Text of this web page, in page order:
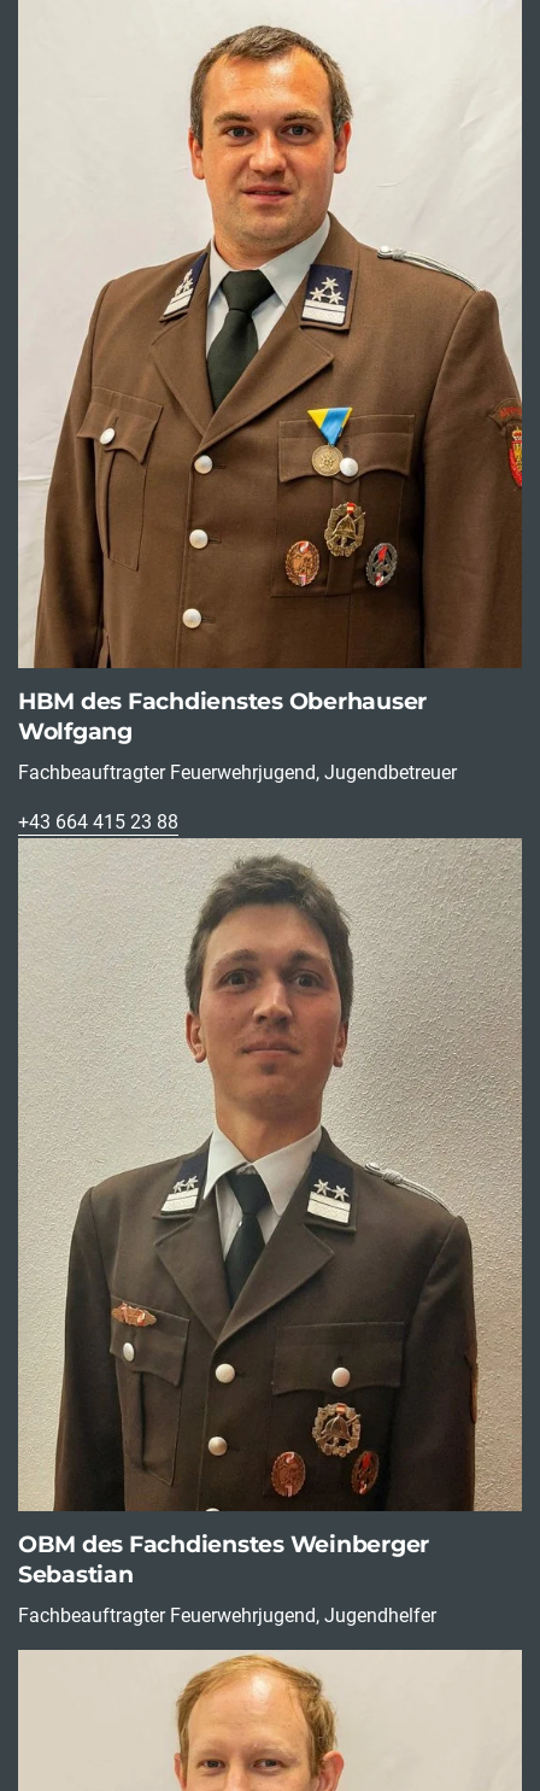
HBM des Fachdienstes Oberhauser
Wolfgang
Fachbeauftragter Feuerwehrjugend, Jugendbetreuer
+43 664 415 23 88
OBM des Fachdienstes Weinberger
Sebastian
Fachbeauftragter Feuerwehrjugend, Jugendhelfer